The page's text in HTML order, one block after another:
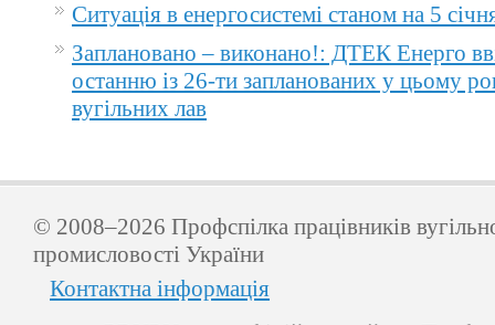
Ситуація в енергосистемі станом на 5
Заплановано – виконано!: ДТЕК Енерго
останню із 26-ти запланованих у цьому
вугільних лав
© 2008–2026 Профспілка працівників
промисловості України
Контактна інформація